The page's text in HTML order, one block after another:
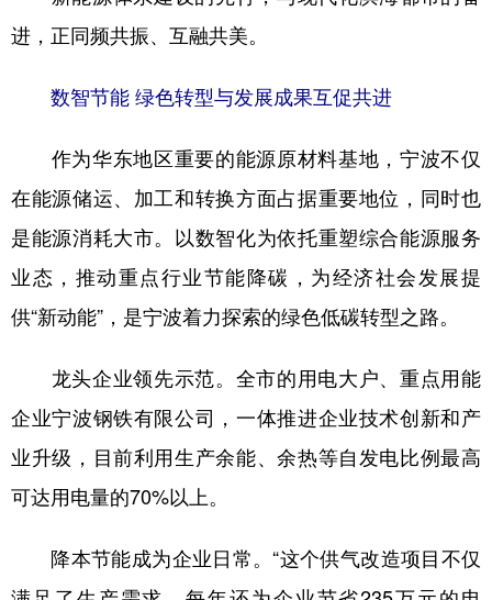
进，正同频共振、互融共美。
数智节能 绿色转型与发展成果互促共进
作为华东地区重要的能源原材料基地，宁波不仅
在能源储运、加工和转换方面占据重要地位，同时也
是能源消耗大市。以数智化为依托重塑综合能源服务
业态，推动重点行业节能降碳，为经济社会发展提
供“新动能”，是宁波着力探索的绿色低碳转型之路。
龙头企业领先示范。全市的用电大户、重点用能
企业宁波钢铁有限公司，一体推进企业技术创新和产
业升级，目前利用生产余能、余热等自发电比例最高
可达用电量的70%以上。
降本节能成为企业日常。“这个供气改造项目不仅